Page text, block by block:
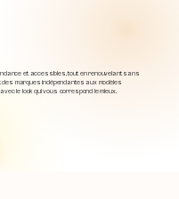
et accessibles, tout en renouvelant sans
des marques indépendantes aux modèles
le look qui vous correspond le mieux.